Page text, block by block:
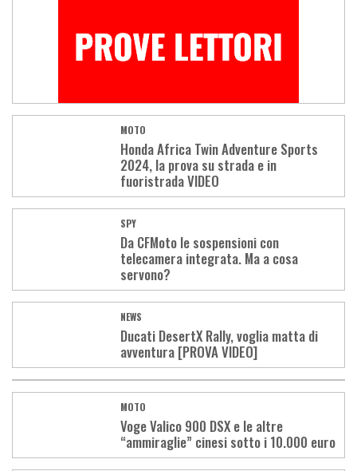
MOTO
Honda Africa Twin Adventure Sports
2024, la prova su strada e in
fuoristrada VIDEO
SPY
Da CFMoto le sospensioni con
telecamera integrata. Ma a cosa
servono?
NEWS
Ducati DesertX Rally, voglia matta di
avventura [PROVA VIDEO]
MOTO
Voge Valico 900 DSX e le altre
“ammiraglie” cinesi sotto i 10.000 euro